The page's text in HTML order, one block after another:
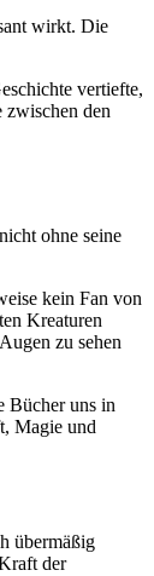
wirkt. Die
vertiefte,
zwischen den
ohne seine
kein Fan von
Kreaturen
zu sehen
Bücher uns in
Magie und
übermäßig
der